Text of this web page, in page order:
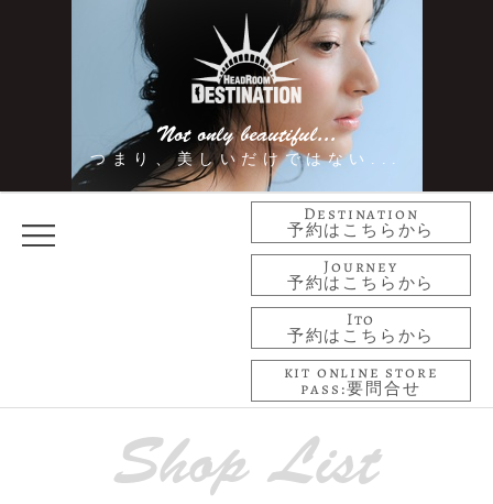
Not only beautiful...
つまり、美しいだけではない...
Destination
予約はこちらから
Journey
予約はこちらから
Ito
予約はこちらから
kit online store
pass:要問合せ
Shop List